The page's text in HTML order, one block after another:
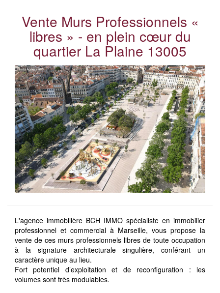
Vente Murs Professionnels «
libres » - en plein cœur du
quartier La Plaine 13005
L'agence immobilière BCH IMMO spécialiste en immobilier
professionnel et commercial à Marseille, vous propose la
vente de ces murs professionnels libres de toute occupation
à la signature architecturale singulière, conférant un
caractère unique au lieu.
Fort potentiel d’exploitation et de reconfiguration : les
volumes sont très modulables.